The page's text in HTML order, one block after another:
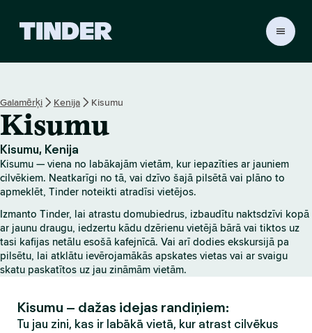
r
u
m
l
p
a
Galamērķi Kenija Kisumu
Kisumu
Kisumu, Kenija
Kisumu — viena no labākajām vietām, kur iepazīties ar jauniem
cilvēkiem. Neatkarīgi no tā, vai dzīvo šajā pilsētā vai plāno to
apmeklēt, Tinder noteikti atradīsi vietējos.
Izmanto Tinder, lai atrastu domubiedrus, izbaudītu naktsdzīvi kopā
ar jaunu draugu, iedzertu kādu dzērienu vietējā bārā vai tiktos uz
tasi kafijas netālu esošā kafejnīcā. Vai arī dodies ekskursijā pa
pilsētu, lai atklātu ievērojamākās apskates vietas vai ar svaigu
skatu paskatītos uz jau zināmām vietām.
Kisumu – dažas idejas randiņiem:
Tu jau zini, kas ir labākā vietā, kur atrast cilvēkus